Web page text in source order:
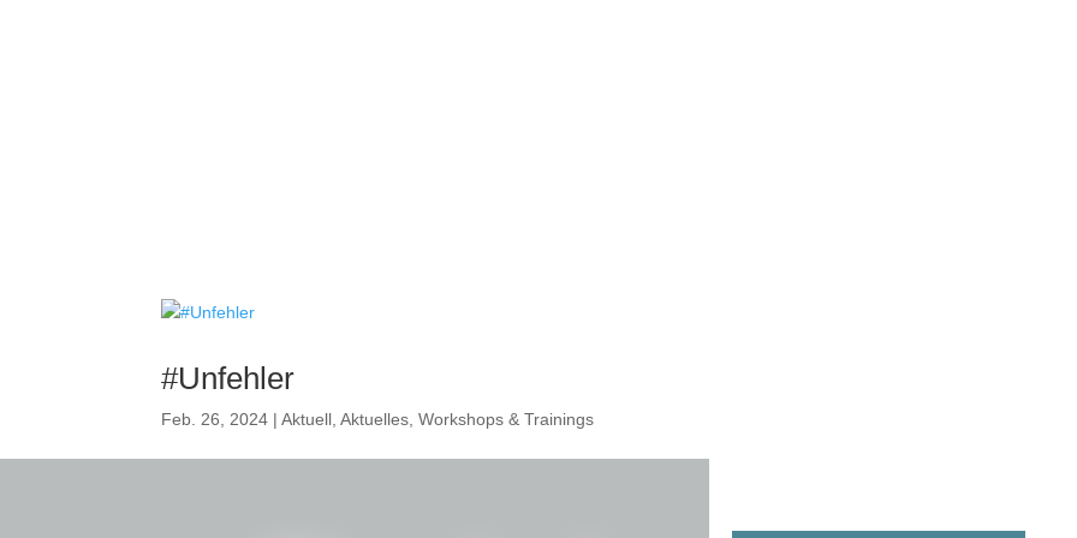
#Unfehler
Feb. 26, 2024 |Aktuell,Aktuelles,Workshops & Trainings